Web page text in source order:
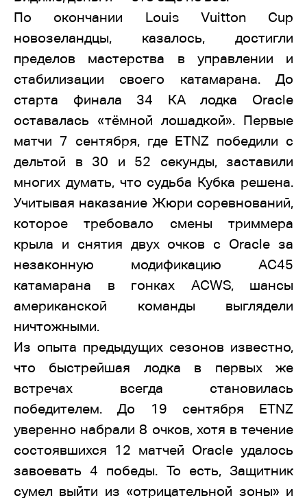
По окончании Louis Vuitton Cup
новозеландцы, казалось, достигли
пределов мастерства в управлении и
стабилизации своего катамарана. До
старта финала 34 КА лодка Oracle
оставалась «тёмной лошадкой». Первые
матчи 7 сентября, где ETNZ победили с
дельтой в 30 и 52 секунды, заставили
многих думать, что судьба Кубка решена.
Учитывая наказание Жюри соревнований,
которое требовало смены триммера
крыла и снятия двух очков с Oracle за
незаконную модификацию АС45
катамарана в гонках ACWS, шансы
американской команды выглядели
ничтожными.
Из опыта предыдущих сезонов известно,
что быстрейшая лодка в первых же
встречах всегда становилась
победителем. До 19 сентября ETNZ
уверенно набрали 8 очков, хотя в течение
состоявшихся 12 матчей Oracle удалось
завоевать 4 победы. То есть, Защитник
сумел выйти из «отрицательной зоны» и